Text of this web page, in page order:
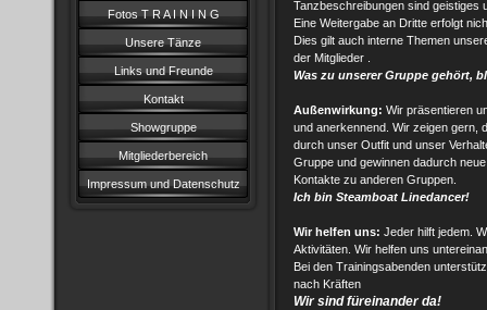
Fotos T R A I N I N G
Unsere Tänze
Links und Freunde
Kontakt
Showgruppe
Mitgliederbereich
Impressum und Datenschutz
Tanzbeschreibungen sind geistiges
Eine Weitergabe an Dritte erfolgt
Dies gilt auch interne Themen
der Mitglieder .
Was zu unserer Gruppe gehört,
Außenwirkung: Wir präsentieren
und anerkennend. Wir zeigen gern,
durch unser Outfit und unser
Gruppe und gewinnen dadurch
Kontakte zu anderen Gruppen.
Ich bin Steamboat Linedancer!
Wir helfen uns: Jeder hilft jedem.
Aktivitäten. Wir helfen uns
Bei den Trainingsabenden
nach Kräften
Wir sind füreinander da!